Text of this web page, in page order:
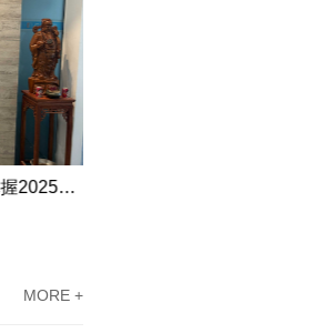
江门高新技术企业认定案例|掌握2025高新技术企业认定最新标准文件
MORE +